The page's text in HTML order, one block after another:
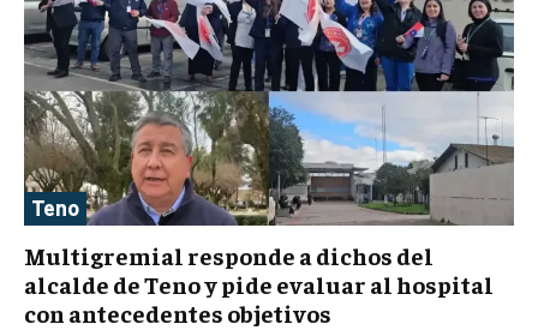
Teno
Multigremial responde a dichos del
alcalde de Teno y pide evaluar al hospital
con antecedentes objetivos